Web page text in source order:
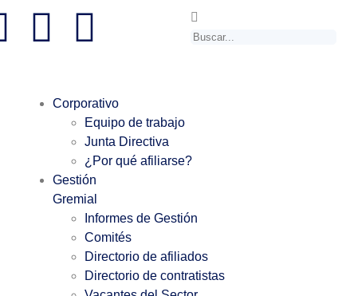
Corporativo
Equipo de trabajo
Junta Directiva
¿Por qué afiliarse?
Gestión
Gremial
Informes de Gestión
Comités
Directorio de afiliados
Directorio de contratistas